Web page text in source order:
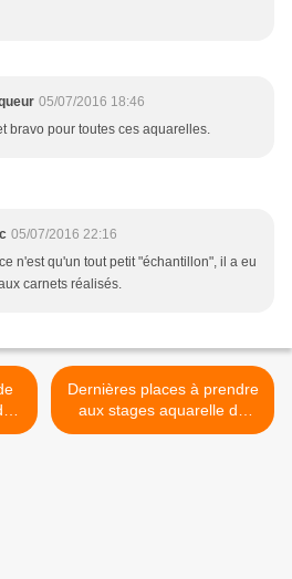
05/07/2016 18:46
bravo pour toutes ces aquarelles.
05/07/2016 22:16
n'est qu'un tout petit "échantillon", il a eu
carnets réalisés.
Dernières places à prendre
aux stages aquarelle du
Jura Oriental ! >